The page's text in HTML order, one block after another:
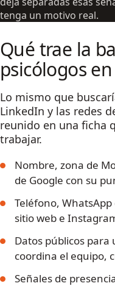
tenga un motivo real.
Qué trae la
psicólogos
Lo mismo que
LinkedIn y las redes
reunido en una ficha
trabajar.
Nombre, zona de
de Google con su
Teléfono,
sitio web e
Datos públicos para
coordina el equipo,
Señales de